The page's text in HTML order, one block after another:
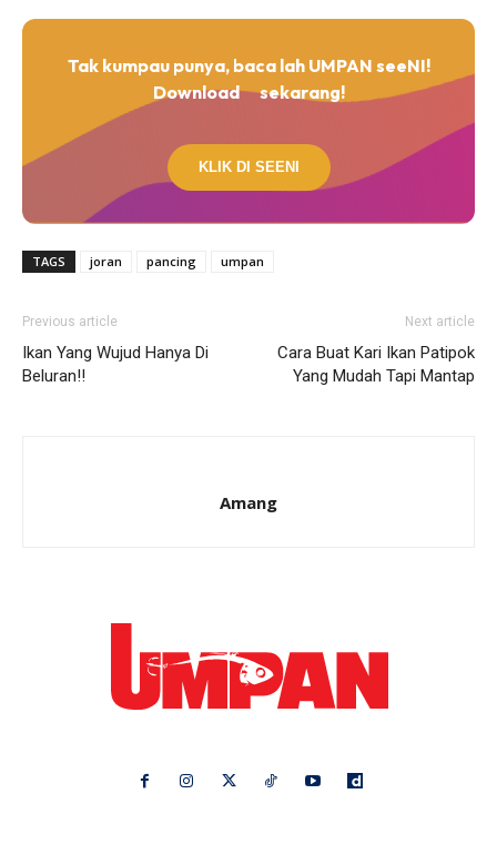
Tak kumpau punya, baca lah UMPAN seeNI!
Download
sekarang!
KLIK DI SEENI
TAGS joran pancing umpan
Previous article
Ikan Yang Wujud Hanya Di
Beluran!!
Next article
Cara Buat Kari Ikan Patipok
Yang Mudah Tapi Mantap
Amang